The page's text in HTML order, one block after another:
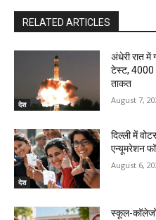
RELATED ARTICLES
देश
अंधेरी रात
टेस्ट, 4000
ताकत
August 7,
देश
दिल्ली में
एन्यूमरेशन
August 6,
स्कूल-